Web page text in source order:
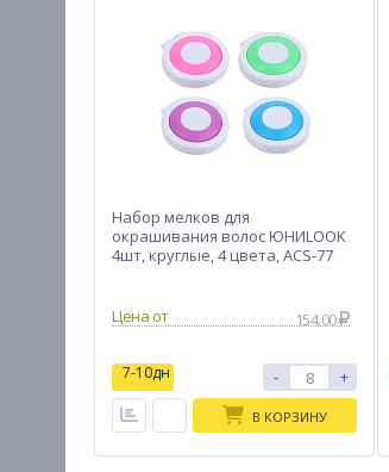
Набор мелков для
окрашивания волос ЮНИLOOK
4шт, круглые, 4 цвета, ACS-77
154.00
7-10дн - +
В КОРЗИНУ